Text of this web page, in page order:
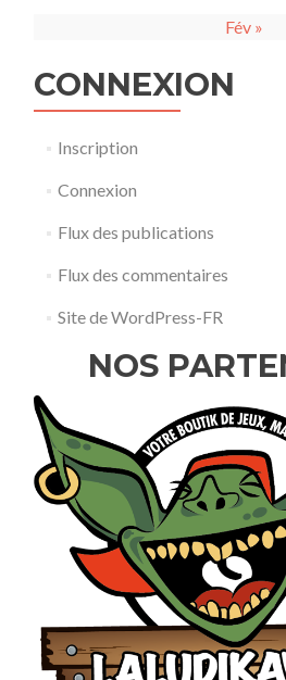
Fév »
CONNEXION
Inscription
Connexion
Flux des publications
Flux des commentaires
Site de WordPress-FR
NOS